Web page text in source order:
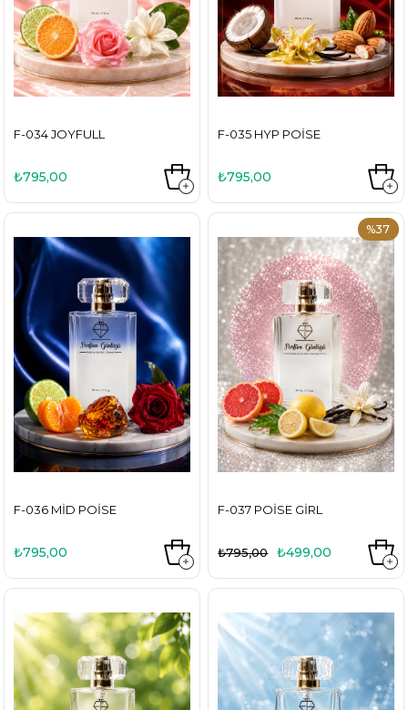
F-034 JOYFULL
₺795,00
F-035 HYP POISE
₺795,00
F-036 MID POISE
₺795,00
F-037 POISE GIRL
₺499,00
₺795,00
%37